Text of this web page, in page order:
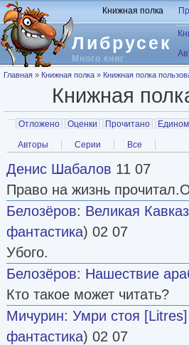
Перейти к основному содержанию
Либрусек
Много книг
Книжная полка
Вы здесь
Главная » Книжная полка » Книжная полка
Книжная
Главные вкладки
Отложено Оценки Прочитано
Вторичные вкладки
Авторы Серии Все
Денис Шабалов 11 07
Право на жизнь
Белозёров: Великая
фантастика) 02 07
Убого.
Белозёров: Нашествие
Кто такое может читать?
Мичурин: Умри стоя [Litres]
фантастика) 02 07